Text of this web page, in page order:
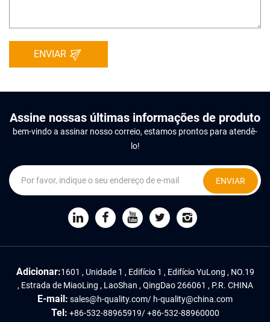
ENVIAR
Assine nossas últimas informações de produto
bem-vindo a assinar nosso correio, estamos prontos para atendê-
lo!
ENVIAR
Adicionar:1601 , Unidade 1 , Edifício 1 , Edifício YuLong , NO.19
, Estrada de MiaoLing , LaoShan , QingDao 266061 , P.R. CHINA
E-mail: sales@h-quality.com/ h-quality@china.com
Tel: +86-532-88965919/+86-532-88960000